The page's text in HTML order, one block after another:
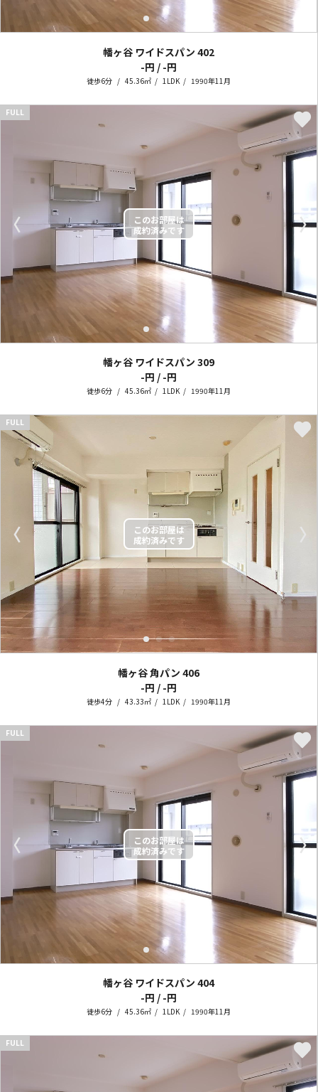
幡ヶ谷 ワイドスパン 402
-円 / -円
徒歩6分 45.36㎡ 1LDK 1990年11月
〈 〉
FULL
幡ヶ谷 ワイドスパン 309
-円 / -円
徒歩6分 45.36㎡ 1LDK 1990年11月
〈 〉
FULL
幡ヶ谷 角パン 406
-円 / -円
徒歩4分 43.33㎡ 1LDK 1990年11月
〈 〉
FULL
幡ヶ谷 ワイドスパン 404
-円 / -円
徒歩6分 45.36㎡ 1LDK 1990年11月
FULL